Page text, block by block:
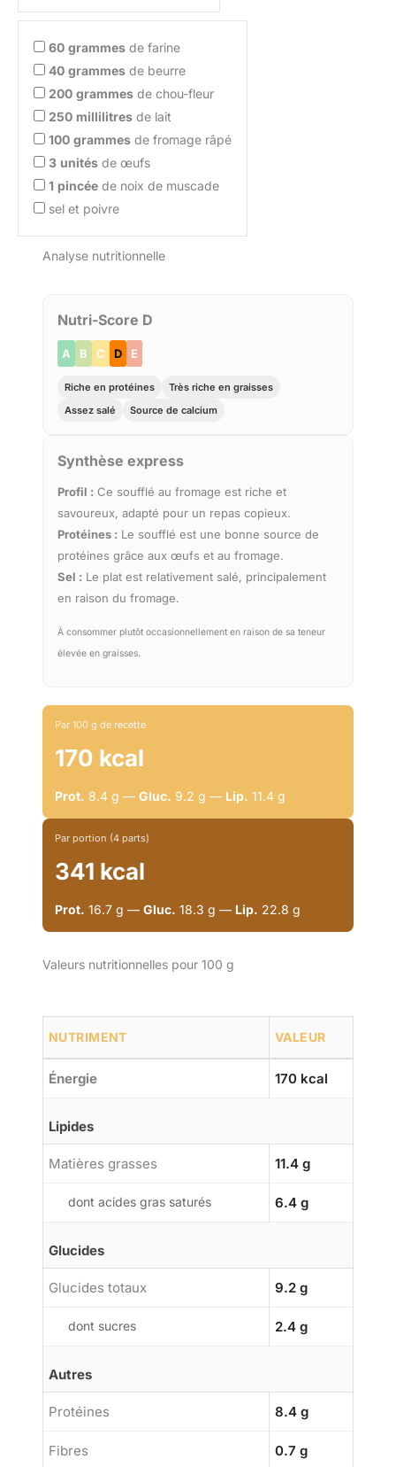
60 grammes de farine
40 grammes de beurre
200 grammes de chou-fleur
250 millilitres de lait
100 grammes de fromage râpé
3 unités de œufs
1 pincée de noix de muscade
sel et poivre
Analyse nutritionnelle
Nutri-Score D
A B C D E
Riche en protéines
Très riche en graisses
Assez salé
Source de calcium
Synthèse express
Profil : Ce soufflé au fromage est riche et
savoureux, adapté pour un repas copieux.
Protéines : Le soufflé est une bonne source de
protéines grâce aux œufs et au fromage.
Sel : Le plat est relativement salé, principalement
en raison du fromage.
À consommer plutôt occasionnellement en raison de sa teneur
élevée en graisses.
Par 100 g de recette
170 kcal
Prot. 8.4 g — Gluc. 9.2 g — Lip. 11.4 g
Par portion (4 parts)
341 kcal
Prot. 16.7 g — Gluc. 18.3 g — Lip. 22.8 g
Valeurs nutritionnelles pour 100 g
NUTRIMENT VALEUR
Énergie 170 kcal
Lipides
Matières grasses 11.4 g
dont acides gras saturés 6.4 g
Glucides
Glucides totaux 9.2 g
dont sucres 2.4 g
Autres
Protéines 8.4 g
Fibres 0.7 g